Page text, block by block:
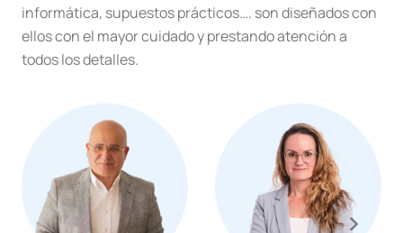
informática, supuestos prácticos…. son diseñados con
ellos con el mayor cuidado y prestando atención a
todos los detalles.